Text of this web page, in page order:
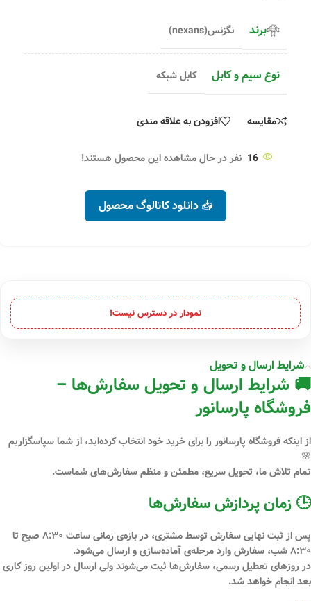
برند نگزنس(nexans)
نوع سیم و کابل کابل شبکه
مقایسه افزودن به علاقه مندی
16 نفر در حال مشاهده این محصول هستند!
📥 دانلود کاتالوگ محصول
نمودار در دسترس نیست!
شرایط ارسال و تحویل
🚚 شرایط ارسال و تحویل سفارش‌ها –
فروشگاه پارسانور
از اینکه فروشگاه پارسانوررا برای خرید خود انتخاب کرده‌اید، از شما سپاسگزاریم
🌸
تمام تلاش ما، تحویل سریع، مطمئن و منظم سفارش‌های شماست.
🕒 زمان پردازش سفارش‌ها
پس از ثبت نهایی سفارش توسط مشتری، در بازه‌ی زمانی
ساعت ۸:۳۰ صبح تا
۸:۳۰ شب
، سفارش وارد مرحله‌ی آماده‌سازی و ارسال می‌شود.
درروزهای تعطیل رسمی، سفارش‌ها ثبت می‌شوند ولی ارسال در اولین روز کاری
بعد انجام خواهد شد.